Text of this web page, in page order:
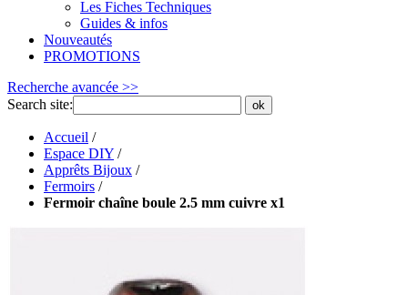
Les Fiches Techniques
Guides & infos
Nouveautés
PROMOTIONS
Recherche avancée >>
Search site:
ok
Accueil /
Espace DIY /
Apprêts Bijoux /
Fermoirs /
Fermoir chaîne boule 2.5 mm cuivre x1